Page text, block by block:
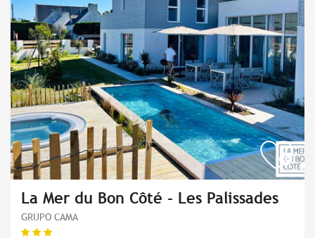
La Mer du Bon Côté - Les Palissades
GRUPO CAMA